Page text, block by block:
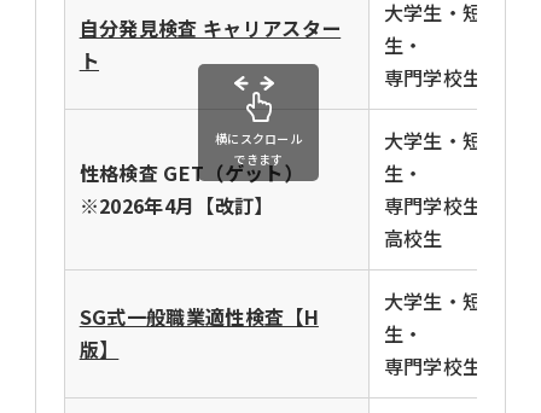
自分発見検査 キャリアスター
ト
大学生・短大
生・
専門学校生
性格検査 GET（ゲット）
※2026年4月【改訂】
大学生・短大
生・
専門学校生・
高校生
SG式一般職業適性検査【H
版】
大学生・短大
生・
専門学校生
横にスクロール
できます